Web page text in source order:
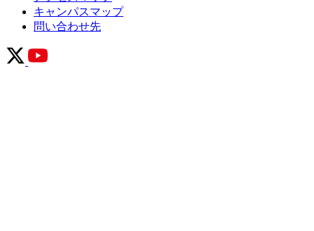
キャンパスマップ
問い合わせ先